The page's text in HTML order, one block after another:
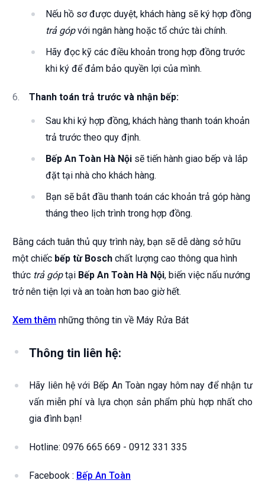
Nếu hồ sơ được duyệt, khách hàng sẽ ký hợp đồng
trả gópvới ngân hàng hoặc tổ chức tài chính.
Hãy đọc kỹ các điều khoản trong hợp đồng trước
khi ký để đảm bảo quyền lợi của mình.
Thanh toán trả trước và nhận bếp:
Sau khi ký hợp đồng, khách hàng thanh toán khoản
trả trước theo quy định.
Bếp An Toàn Hà Nội sẽ tiến hành giao bếp và lắp
đặt tại nhà cho khách hàng.
Bạn sẽ bắt đầu thanh toán các khoản trả góp hàng
tháng theo lịch trình trong hợp đồng.
Bằng cách tuân thủ quy trình này, bạn sẽ dễ dàng sở hữu
một chiếc bếp từ Bosch chất lượng cao thông qua hình
thức trả góptại Bếp An Toàn Hà Nội, biến việc nấu nướng
trở nên tiện lợi và an toàn hơn bao giờ hết.
Xem thêm những thông tin về Máy Rửa Bát
Thông tin liên hệ:
Hãy liên hệ với Bếp An Toàn ngay hôm nay để nhận tư
vấn miễn phí và lựa chọn sản phẩm phù hợp nhất cho
gia đình bạn!
Hotline: 0976 665 669 - 0912 331 335
Facebook : Bếp An Toàn